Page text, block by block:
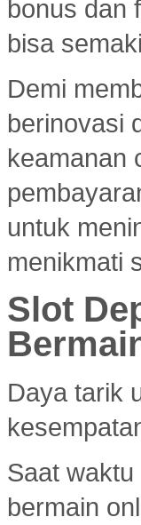
bonus dan
bisa
Demi
berinovasi
keamanan
untuk
menikmati
Slot
Daya tarik
Saat
bermain